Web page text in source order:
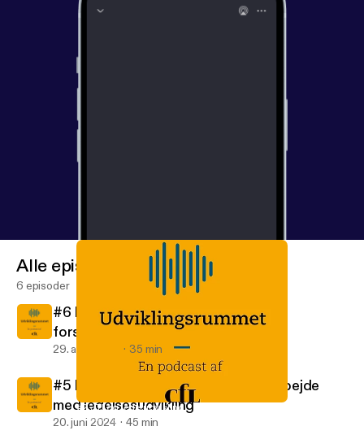
#2 JTI og lederudvikling
Udviklingsrummet
Alle episoder
6 episoder
#6 HR-partnerens arbejde med JTI i
forsikringsbranchen
29. aug. 2024 35 min
#5 Den selvstændige konsulents arbejde
med ledelsesudvikling
20. juni 2024 45 min